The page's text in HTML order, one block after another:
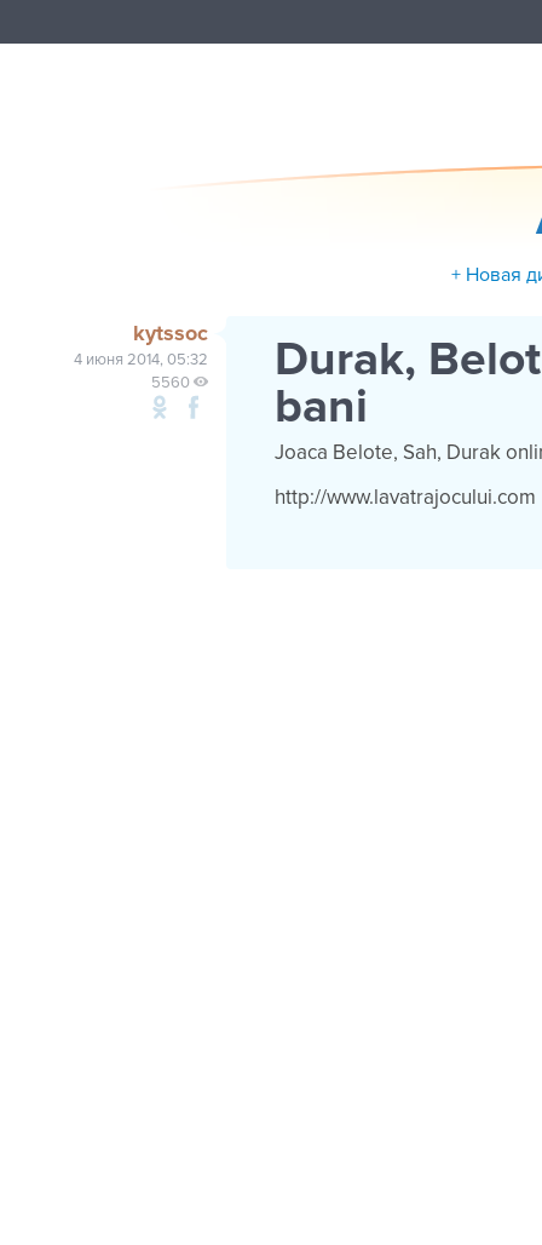
+ Новая
kytssoc
4 июня 2014, 05:32
5560
Durak,
bani
Joaca Belote, Sah, Durak
http://www.lavatrajocului.com